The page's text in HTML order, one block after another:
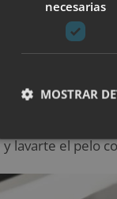
de estas
averiguar sila
lado, el
previos al
el día que
lavarte el pelo
necesarias
MOSTRAR